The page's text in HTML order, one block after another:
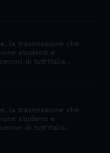
la trasmissione che
studenti e
di tutt'Italia...
la trasmissione che
studenti e
di tutt'Italia...